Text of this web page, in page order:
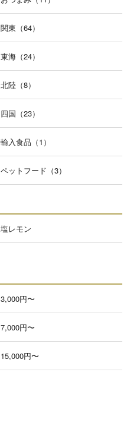
関東（64）
東海（24）
北陸（8）
四国（23）
輸入食品（1）
ペットフード（3）
塩レモン
3,000円〜
7,000円〜
15,000円〜